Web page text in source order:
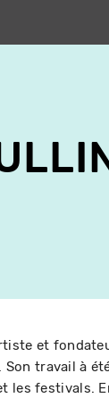
et
travail à
les festivals.